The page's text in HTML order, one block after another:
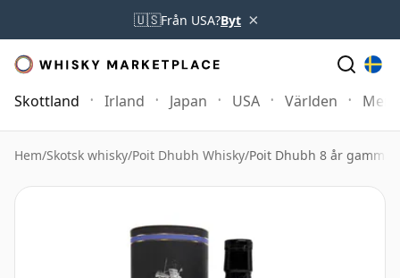
🇺🇸Från USA?Byt ×
Skottland Irland Japan USA Världen Mer
Hem/Skotsk whisky/Poit Dhubh Whisky/Poit Dhubh 8 år